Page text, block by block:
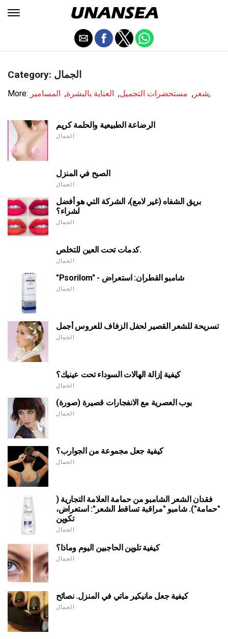
Category: الجمال
More: شعر , مستحضرات التجميل, العناية بالبشرة, المسامير ,
الرضاعة الطبيعية والحلمة كريم
الجمال
الصبح في المنزل
الجمال
بريق الشفاه (غير لامع)، الشركة التي هو أفضل
لشراء؟
الجمال
كدمات تحت العين للتخلص.
الجمال
"Psorilom" - شامبو القطران: استعراض
الجمال
تسريحة للشعر القصير لحفل الزفاف للعروس أجمل
الجمال
كيفية إزالة الهالات السوداء تحت عينيك؟
الجمال
بوب العصرية مع الانفجارات قصيرة (صورة)
الجمال
كيفية جعل مجموعة من الجوارب؟
الجمال
فقدان الشعر الشامبو من حمامة العلامة التجارية (
"حمامة"). شامبو "مراقبة تساقط الشعر": استعراض،
تكوين
الجمال
كيفية تلوين الحاجبين اليوم وماذا؟
الجمال
كيفية جعل مانيكير ماتي في المنزل. نصائح
الجمال